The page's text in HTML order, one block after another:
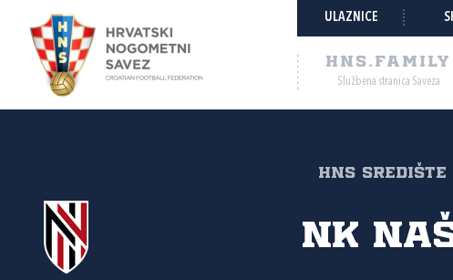
ULAZNICE
HNS.FAMILY
Službena stranica Saveza
HNS Središte
NK